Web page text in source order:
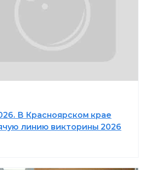
В Красноярском крае
линию викторины 2026